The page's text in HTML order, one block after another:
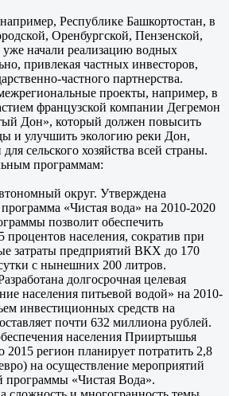
Республике Башкортостан, в
Оренбургской, Пензенской,
уже начали реализацию водных
привлекая частных инвесторов,
частного партнерства.
проекты, например, в
французской компании Дегремон
Дон», который должен повысить
и улучшить экологию реки Дон,
сельского хозяйства всей страны.
программам:
округ. Утверждена
программа «Чистая вода» на 2010-2020
позволит обеспечить
процентов населения, сократив при
затраты предприятий ВКХ до 170
с нынешних 200 литров.
долгосрочная целевая
населения питьевой водой» на 2010-
инвестиционных средств на
почти 632 миллиона рублей.
населения Прииртышья
2015 регион планирует потратить 2,8
на осуществление мероприятий
программы «Чистая Вода».